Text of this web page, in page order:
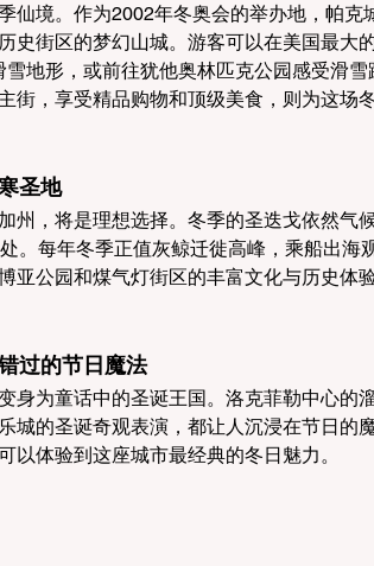
仙境。作为2002年冬奥会的举办地，帕克
史街区的梦幻山城。游客可以在美国最大
地形，或前往犹他奥林匹克公园感受滑
街，享受精品购物和顶级美食，则为这场
圣地
州，将是理想选择。冬季的圣迭戈依然气
。每年冬季正值灰鲸迁徙高峰，乘船出海
亚公园和煤气灯街区的丰富文化与历史体
过的节日魔法
身为童话中的圣诞王国。洛克菲勒中心的
城的圣诞奇观表演，都让人沉浸在节日的
以体验到这座城市最经典的冬日魅力。